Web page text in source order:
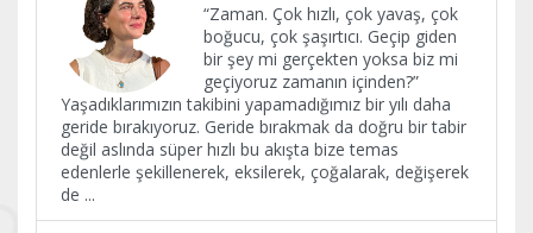
“Zaman. Çok hızlı, çok yavaş, çok
boğucu, çok şaşırtıcı. Geçip giden
bir şey mi gerçekten yoksa biz mi
geçiyoruz zamanın içinden?”
Yaşadıklarımızın takibini yapamadığımız bir yılı daha
geride bırakıyoruz. Geride bırakmak da doğru bir tabir
değil aslında süper hızlı bu akışta bize temas
edenlerle şekillenerek, eksilerek, çoğalarak, değişerek
de ...